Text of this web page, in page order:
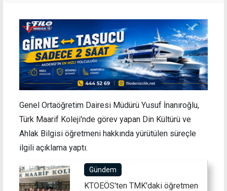
Genel Ortaöğretim Dairesi Müdürü Yusuf İnanıroğlu,
Türk Maarif Koleji'nde görev yapan Din Kültürü ve
Ahlak Bilgisi öğretmeni hakkında yürütülen süreçle
ilgili açıklama yaptı.
Gündem
KTOEÖS'ten TMK'daki öğretmen